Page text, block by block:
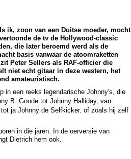
ik, zoon van een Duitse moeder, mocht
de tv de Hollywood-classic
die later beroemd werd als de
basis vanwaar de atoomraketten
Peter Sellers als RAF-officier die
niet echt gitaar in deze western, het
amateuristisch.
in een reeks legendarische Johnny's, die
B. Goode tot Johnny Halliday, van
ja Johnny de Selfkicker. of zoals hij zelf
in die jaren. In de oerversie van
Dietrich hem ook.